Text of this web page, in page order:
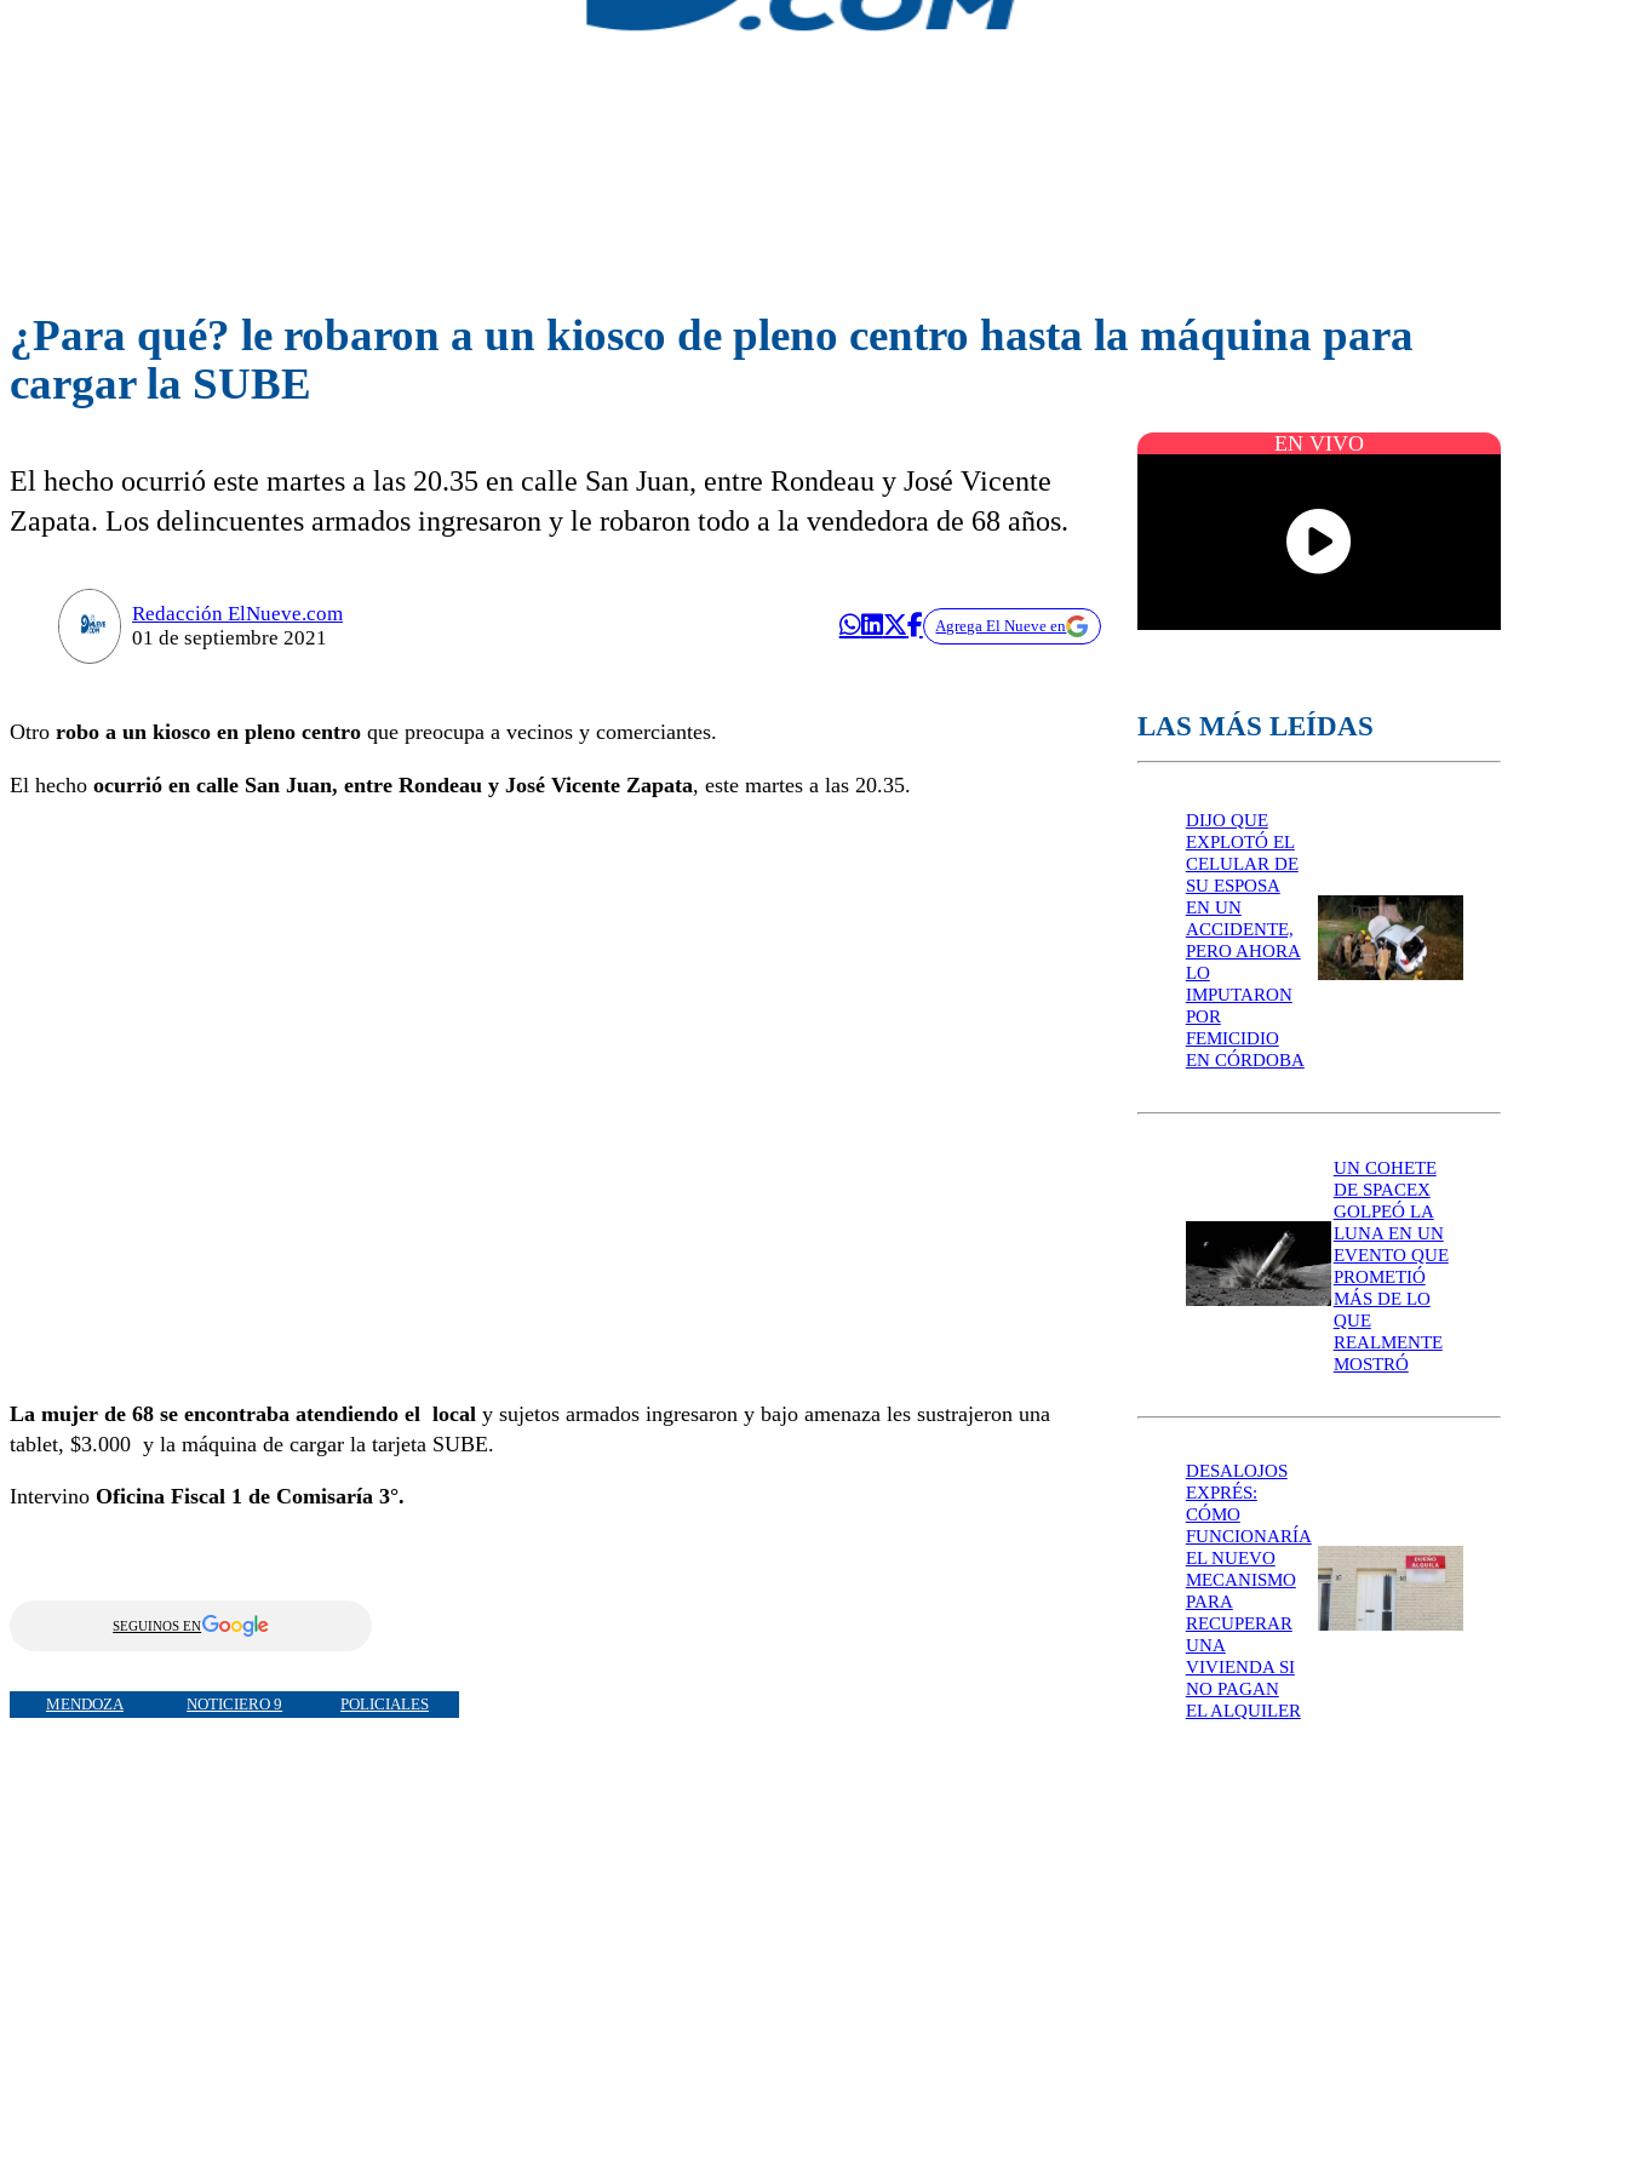
¿Para qué? le robaron a un kiosco de pleno centro hasta la máquina para
cargar la SUBE
El hecho ocurrió este martes a las 20.35 en calle San Juan, entre Rondeau y José Vicente
Zapata. Los delincuentes armados ingresaron y le robaron todo a la vendedora de 68 años.
Redacción ElNueve.com
01 de septiembre 2021
Agrega El Nueve en
Otro robo a un kiosco en pleno centro que preocupa a vecinos y comerciantes.
El hecho ocurrió en calle San Juan, entre Rondeau y José Vicente Zapata, este martes a las 20.35.
La mujer de 68 se encontraba atendiendo el local y sujetos armados ingresaron y bajo amenaza les sustrajeron una
tablet, $3.000 y la máquina de cargar la tarjeta SUBE.
Intervino Oficina Fiscal 1 de Comisaría 3°.
SEGUINOS EN
MENDOZA NOTICIERO 9 POLICIALES
EN VIVO
LAS MÁS LEÍDAS
DIJO QUE
EXPLOTÓ EL
CELULAR DE
SU ESPOSA
EN UN
ACCIDENTE,
PERO AHORA
LO
IMPUTARON
POR
FEMICIDIO
EN CÓRDOBA
UN COHETE
DE SPACEX
GOLPEÓ LA
LUNA EN UN
EVENTO QUE
PROMETIÓ
MÁS DE LO
QUE
REALMENTE
MOSTRÓ
DESALOJOS
EXPRÉS:
CÓMO
FUNCIONARÍA
EL NUEVO
MECANISMO
PARA
RECUPERAR
UNA
VIVIENDA SI
NO PAGAN
EL ALQUILER